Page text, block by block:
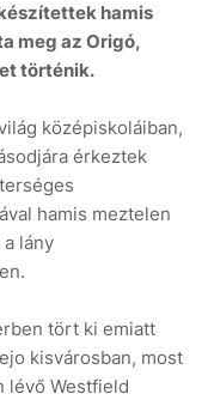
hamis
meg az Origó,
történik.
középiskoláiban,
érkeztek
hamis meztelen
lány
tört ki emiatt
kisvárosban, most
lévő Westfield